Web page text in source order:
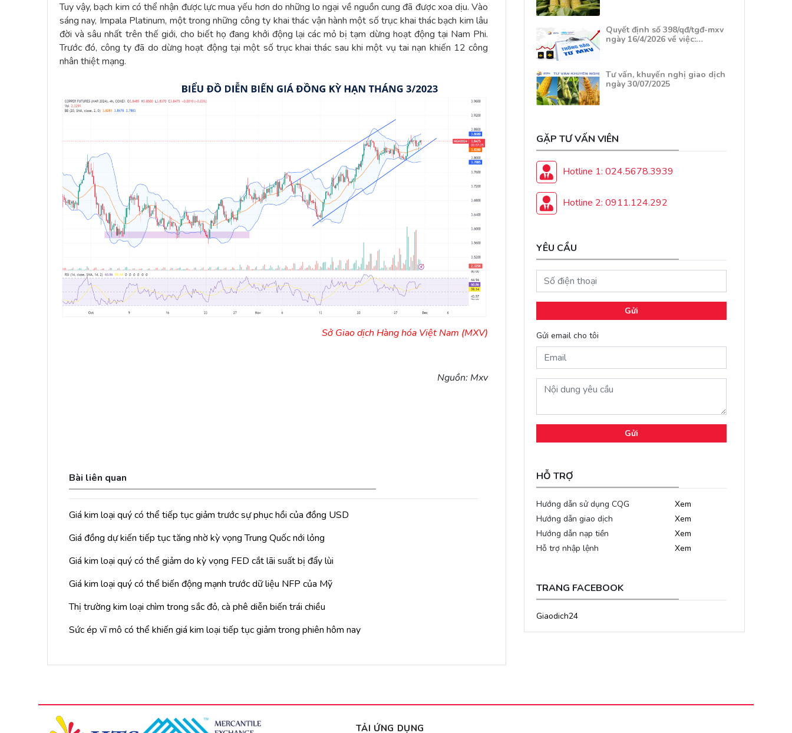
Tuy vậy, bạch kim có thể nhận được lực mua yếu hơn do những lo ngại về nguồn cung đã được xoa dịu. Vào
sáng nay, Impala Platinum, một trong những công ty khai thác vận hành một số trục khai thác bạch kim lâu
đời và sâu nhất trên thế giới, cho biết họ đang khởi động lại các mỏ bị tạm dừng hoạt động tại Nam Phi.
Trước đó, công ty đã do dừng hoạt động tại một số trục khai thác sau khi một vụ tai nạn khiến 12 công
nhân thiệt mạng.
Sở Giao dịch Hàng hóa Việt Nam (MXV)
Nguồn: Mxv
Bài liên quan
Giá kim loại quý có thể tiếp tục giảm trước sự phục hồi của đồng USD
Giá đồng dự kiến tiếp tục tăng nhờ kỳ vọng Trung Quốc nới lỏng
Giá kim loại quý có thể giảm do kỳ vọng FED cắt lãi suất bị đẩy lùi
Giá kim loại quý có thể biến động mạnh trước dữ liệu NFP của Mỹ
Thị trường kim loại chìm trong sắc đỏ, cà phê diễn biến trái chiều
Sức ép vĩ mô có thể khiến giá kim loại tiếp tục giảm trong phiên hôm nay
Quyết định số 398/qđ/tgđ-mxv
ngày 16/4/2026 về việc:…
Tư vấn, khuyến nghị giao dịch
ngày 30/07/2025
GẶP TƯ VẤN VIÊN
Hotline 1: 024.5678.3939
Hotline 2: 0911.124.292
YÊU CẦU
Gửi
Gửi email cho tôi
Gửi
HỖ TRỢ
Hướng dẫn sử dụng CQG
Xem
Hướng dẫn giao dịch
Xem
Hướng dẫn nạp tiền
Xem
Hỗ trợ nhập lệnh
Xem
TRANG FACEBOOK
Giaodich24
TẢI ỨNG DỤNG